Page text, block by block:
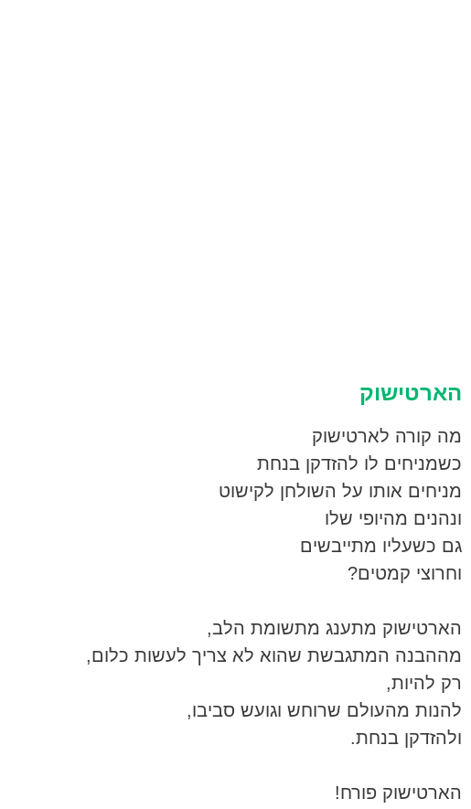
הארטישוק
מה קורה לארטישוק
כשמניחים לו להזדקן בנחת
מניחים אותו על השולחן לקישוט
ונהנים מהיופי שלו
גם כשעליו מתייבשים
וחרוצי קמטים?
הארטישוק מתענג מתשומת הלב,
מההבנה המתגבשת שהוא לא צריך לעשות כלום,
רק להיות,
להנות מהעולם שרוחש וגועש סביבו,
ולהזדקן בנחת.
הארטישוק פורח!